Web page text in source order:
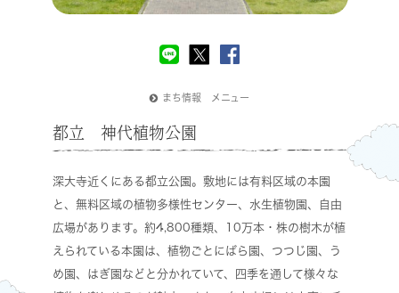
まち情報 メニュー
都立 神代植物公園
深大寺近くにある都立公園。敷地には有料区域の本園
と、無料区域の植物多様性センター、水生植物園、自由
広場があります。約4,800種類、10万本・株の樹木が植
えられている本園は、植物ごとにばら園、つつじ園、う
め園、はぎ園などと分かれていて、四季を通して様々な